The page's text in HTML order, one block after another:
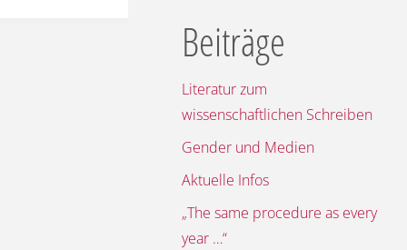
Beiträge
Literatur zum
wissenschaftlichen Schreiben
Gender und Medien
Aktuelle Infos
„The same procedure as every
year …“